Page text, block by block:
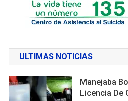
ULTIMAS NOTICIAS
Manejaba
Licencia De